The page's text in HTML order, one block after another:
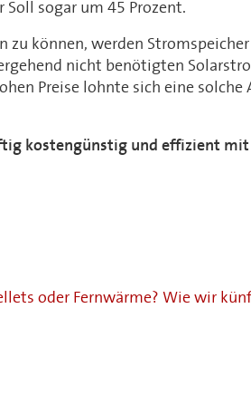
sogar um 45 Prozent.
zu können, werden
nicht benötigten
Preise lohnte sich eine solche
kostengünstig und effizient mit
oder Fernwärme? Wie wir